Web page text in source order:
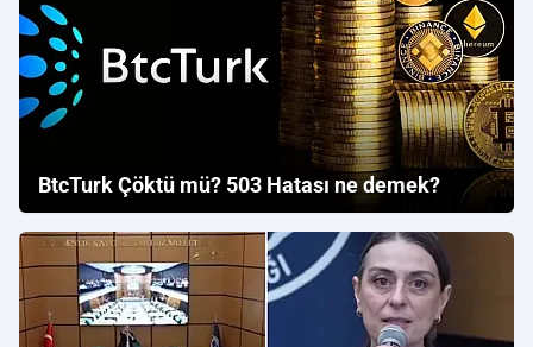
BtcTurk Çöktü mü? 503 Hatası ne demek?